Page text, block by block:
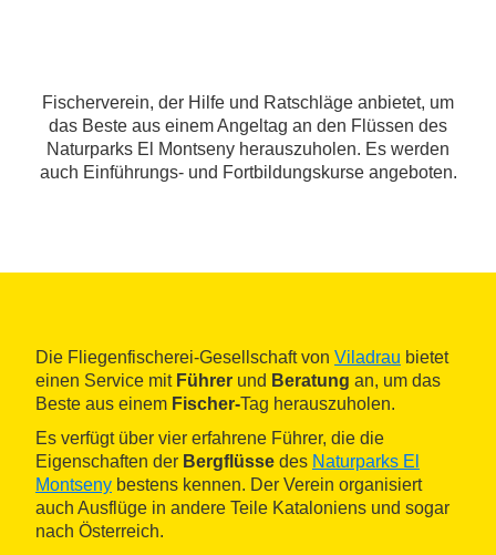
Fischerverein, der Hilfe und Ratschläge anbietet, um
das Beste aus einem Angeltag an den Flüssen des
Naturparks El Montseny herauszuholen. Es werden
auch Einführungs- und Fortbildungskurse angeboten.
Die Fliegenfischerei-Gesellschaft von Viladrau bietet
einen Service mit Führer und Beratung an, um das
Beste aus einem Fischer-Tag herauszuholen.
Es verfügt über vier erfahrene Führer, die die
Eigenschaften der Bergflüsse des Naturparks El
Montseny bestens kennen. Der Verein organisiert
auch Ausflüge in andere Teile Kataloniens und sogar
nach Österreich.